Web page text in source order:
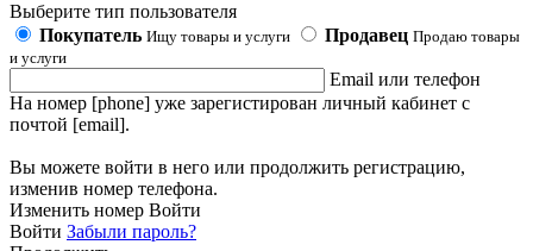
Выберите тип пользователя
Покупатель Ищу товары и услуги Продавец Продаю товары
и услуги
Email или телефон
На номер [phone] уже зарегистирован личный кабинет с
почтой [email].
Вы можете войти в него или продолжить регистрацию,
изменив номер телефона.
Изменить номер Войти
Войти Забыли пароль?